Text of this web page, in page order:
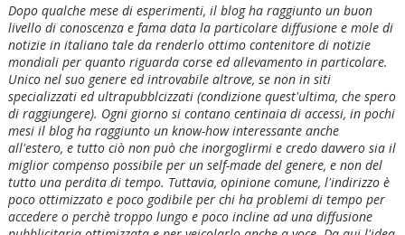
Dopo qualche mese di esperimenti, il blog ha raggiunto un buon
livello di conoscenza e fama data la particolare diffusione e mole di
notizie in italiano tale da renderlo ottimo contenitore di notizie
mondiali per quanto riguarda corse ed allevamento in particolare.
Unico nel suo genere ed introvabile altrove, se non in siti
specializzati ed ultrapubblcizzati (condizione quest'ultima, che spero
di raggiungere). Ogni giorno si contano centinaia di accessi, in pochi
mesi il blog ha raggiunto un know-how interessante anche
all'estero, e tutto ciò non può che inorgoglirmi e credo davvero sia il
miglior compenso possibile per un self-made del genere, e non del
tutto una perdita di tempo. Tuttavia, opinione comune, l'indirizzo è
poco ottimizzato e poco godibile per chi ha problemi di tempo per
accedere o perchè troppo lungo e poco incline ad una diffusione